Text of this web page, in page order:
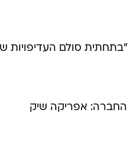
"בתחתית סולם העדיפויות
החברה: אפריקה שיק